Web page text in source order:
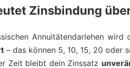
Zinsbindung
Annuitätendarlehen wird
– das können 5, 10, 15, 20 oder
Zeit bleibt dein Zinssatz